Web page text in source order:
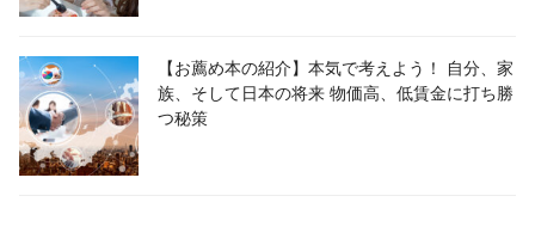
【お薦め本の紹介】本気で考えよう！ 自分、家
族、そして日本の将来 物価高、低賃金に打ち勝
つ秘策